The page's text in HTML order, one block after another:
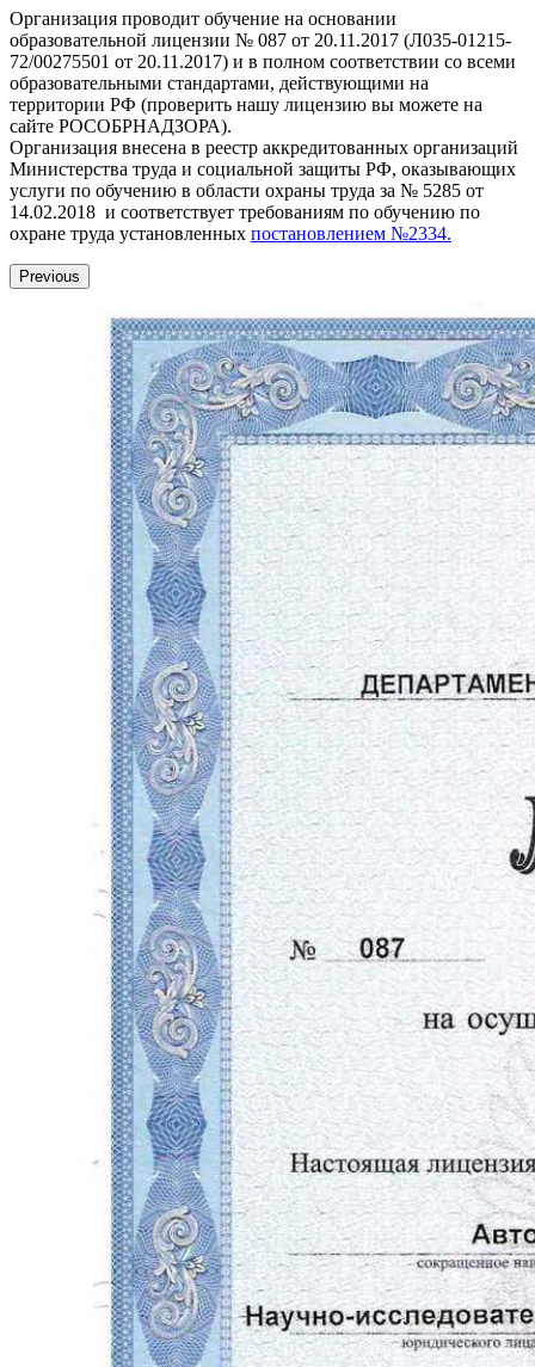
Организация проводит обучение на основании
образовательной лицензии № 087 от 20.11.2017 (Л035-01215-
72/00275501 от 20.11.2017) и в полном соответствии со всеми
образовательными стандартами, действующими на
территории РФ (проверить нашу лицензию вы можете на
сайте РОСОБРНАДЗОРА).
Организация внесена в реестр аккредитованных организаций
Министерства труда и социальной защиты РФ, оказывающих
услуги по обучению в области охраны труда за № 5285 от
14.02.2018 и соответствует требованиям по обучению по
охране труда установленных постановлением №2334.
Previous